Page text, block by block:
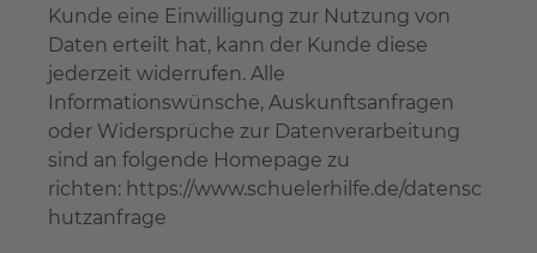
Kunde eine Einwilligung zur Nutzung von
Daten erteilt hat, kann der Kunde diese
jederzeit widerrufen. Alle
Informationswünsche, Auskunftsanfragen
oder Widersprüche zur Datenverarbeitung
sind an folgende Homepage zu
richten: https://www.schuelerhilfe.de/datensc
hutzanfrage